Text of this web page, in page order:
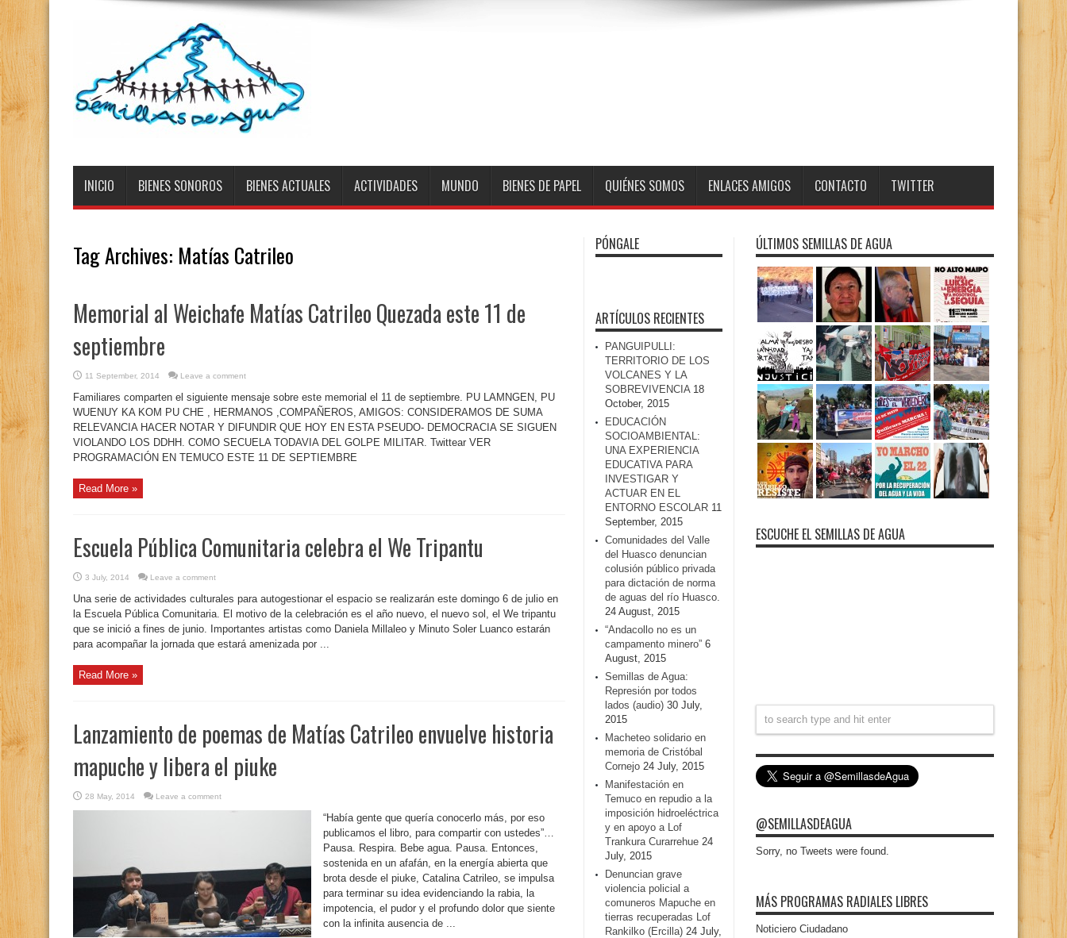
INICIO BIENES SONOROS BIENES ACTUALES ACTIVIDADES MUNDO BIENES DE PAPEL QUIÉNES SOMOS ENLACES AMIGOS CONTACTO TWITTER
Tag Archives: Matías Catrileo
Memorial al Weichafe Matías Catrileo Quezada este 11 de
septiembre
11 September, 2014 Leave a comment
Familiares comparten el siguiente mensaje sobre este memorial el 11 de septiembre. PU LAMNGEN, PU
WUENUY KA KOM PU CHE , HERMANOS ,COMPAÑEROS, AMIGOS: CONSIDERAMOS DE SUMA
RELEVANCIA HACER NOTAR Y DIFUNDIR QUE HOY EN ESTA PSEUDO- DEMOCRACIA SE SIGUEN
VIOLANDO LOS DDHH. COMO SECUELA TODAVIA DEL GOLPE MILITAR. Twittear VER
PROGRAMACIÓN EN TEMUCO ESTE 11 DE SEPTIEMBRE
Read More »
Escuela Pública Comunitaria celebra el We Tripantu
3 July, 2014 Leave a comment
Una serie de actividades culturales para autogestionar el espacio se realizarán este domingo 6 de julio en
la Escuela Pública Comunitaria. El motivo de la celebración es el año nuevo, el nuevo sol, el We tripantu
que se inició a fines de junio. Importantes artistas como Daniela Millaleo y Minuto Soler Luanco estarán
para acompañar la jornada que estará amenizada por ...
Read More »
Lanzamiento de poemas de Matías Catrileo envuelve historia
mapuche y libera el piuke
28 May, 2014 Leave a comment
“Había gente que quería conocerlo más, por eso
publicamos el libro, para compartir con ustedes”…
Pausa. Respira. Bebe agua. Pausa. Entonces,
sostenida en un afafán, en la energía abierta que
brota desde el piuke, Catalina Catrileo, se impulsa
para terminar su idea evidenciando la rabia, la
impotencia, el pudor y el profundo dolor que siente
con la infinita ausencia de ...
PÓNGALE
ARTÍCULOS RECIENTES
PANGUIPULLI:
TERRITORIO DE LOS
VOLCANES Y LA
SOBREVIVENCIA 18
October, 2015
EDUCACIÓN
SOCIOAMBIENTAL:
UNA EXPERIENCIA
EDUCATIVA PARA
INVESTIGAR Y
ACTUAR EN EL
ENTORNO ESCOLAR 11
September, 2015
Comunidades del Valle
del Huasco denuncian
colusión público privada
para dictación de norma
de aguas del río Huasco.
24 August, 2015
“Andacollo no es un
campamento minero” 6
August, 2015
Semillas de Agua:
Represión por todos
lados (audio) 30 July,
2015
Macheteo solidario en
memoria de Cristóbal
Cornejo 24 July, 2015
Manifestación en
Temuco en repudio a la
imposición hidroeléctrica
y en apoyo a Lof
Trankura Curarrehue 24
July, 2015
Denuncian grave
violencia policial a
comuneros Mapuche en
tierras recuperadas Lof
Rankilko (Ercilla) 24 July,
ÚLTIMOS SEMILLAS DE AGUA
ESCUCHE EL SEMILLAS DE AGUA
@SEMILLASDEAGUA
Sorry, no Tweets were found.
MÁS PROGRAMAS RADIALES LIBRES
Noticiero Ciudadano